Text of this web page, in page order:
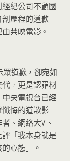
紀公司不顧國
歷程的道歉
禁映電影。
眾道歉，卻宛如
，更是認罪材
央電視台已經
悔的道歉影
、網絡大V、
「我本身就是
心態」。